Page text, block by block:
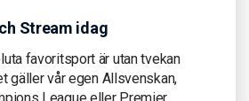
Stream idag
favoritsport är utan tvekan
gäller vår egen Allsvenskan,